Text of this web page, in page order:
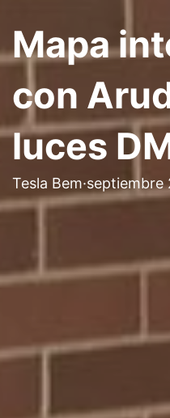
Mapa
con
luces
Tesla Bem·septiembre